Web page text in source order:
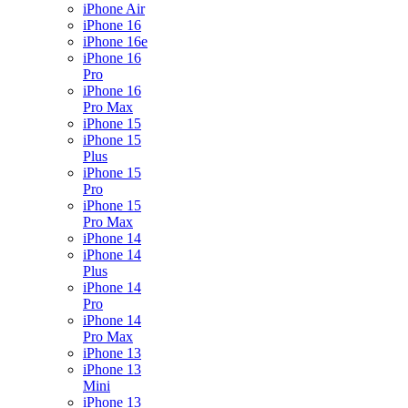
iPhone Air
iPhone 16
iPhone 16e
iPhone 16
Pro
iPhone 16
Pro Max
iPhone 15
iPhone 15
Plus
iPhone 15
Pro
iPhone 15
Pro Max
iPhone 14
iPhone 14
Plus
iPhone 14
Pro
iPhone 14
Pro Max
iPhone 13
iPhone 13
Mini
iPhone 13